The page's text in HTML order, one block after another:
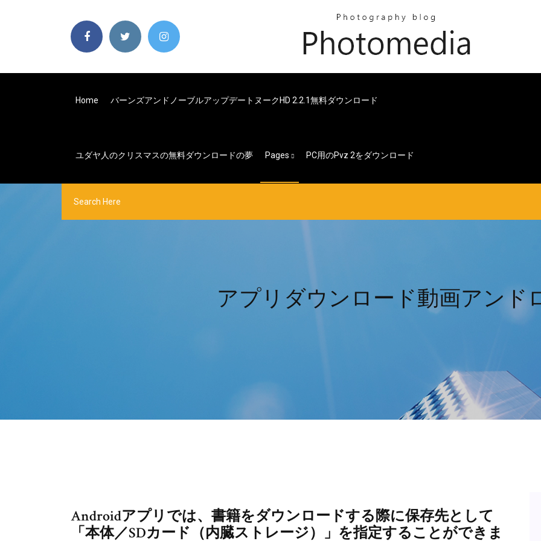
Home バーンズアンドノーブルアップデートヌークHD 2.2.1無料ダウンロード
ユダヤ人のクリスマスの無料ダウンロードの夢 Pages PC用のpvz 2をダウンロード
アプリダウンロード動画アンド
Androidアプリでは、書籍をダウンロードする際に保存先として
「本体／SDカード（内臓ストレージ）」を指定することができま